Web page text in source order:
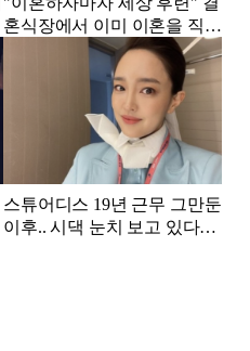
혼식장에서 이미 이혼을 직감
했었다는 배우
스튜어디스 19년 근무 그만둔
이후.. 시댁 눈치 보고 있다는